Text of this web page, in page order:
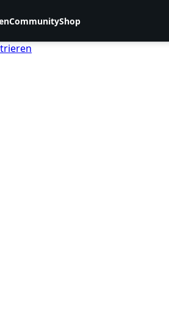
CommunityShop